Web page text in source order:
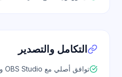
التكامل والتصدير
توافق أصلي مع OBS Studio و Streamlabs